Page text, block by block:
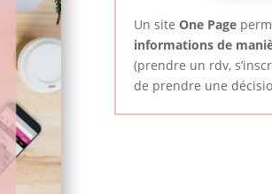
-
Site
web
Un site One Page
informations de
(prendre un rdv,
de prendre une